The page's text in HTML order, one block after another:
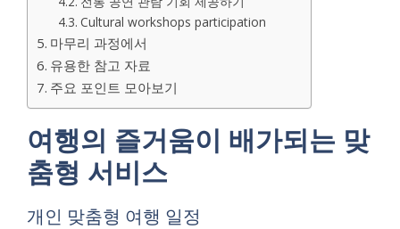
Cultural workshops participation
마무리 과정에서
유용한 참고 자료
주요 포인트 모아보기
여행의 즐거움이 배가되는 맞
춤형 서비스
개인 맞춤형 여행 일정